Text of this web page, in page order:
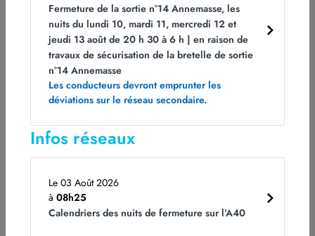
Consultez les prévisions de trafic heure par heure,
mises à jour depuis la fermeture du Tunnel du Fréjus
aux poids lourdshttps://www.tunnelmb.net/fr-
FR/interruptions-et-pr-visions
Pour informer les conducteurs des conditions de trafic,
ATMB met à leur disposition plusieurs outils :
les panneaux lumineux d’information sur la Route
et l’Autoroute Blanche
Fermeture de la sortie n°14 Annemasse, les
nuits du lundi 10, mardi 11, mercredi 12 et
jeudi 13 août de 20 h 30 à 6 h | en raison de
travaux de sécurisation de la bretelle de sortie
n°14 Annemasse
Les conducteurs devront emprunter les
déviations sur le réseau secondaire.
Infos réseaux
Le 03 Août 2026
à 08h25
Calendriers des nuits de fermeture sur l’A40